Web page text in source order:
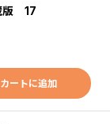
版 17
カートに追加